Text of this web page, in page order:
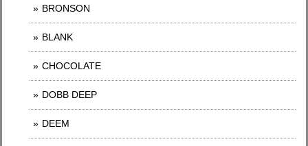
BRONSON
BLANK
CHOCOLATE
DOBB DEEP
DEEM